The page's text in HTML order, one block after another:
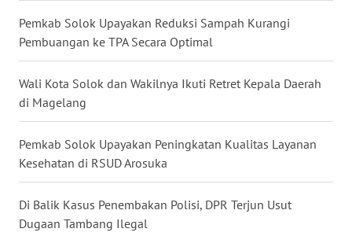
Pemkab Solok Upayakan Reduksi Sampah Kurangi
Pembuangan ke TPA Secara Optimal
Wali Kota Solok dan Wakilnya Ikuti Retret Kepala Daerah
di Magelang
Pemkab Solok Upayakan Peningkatan Kualitas Layanan
Kesehatan di RSUD Arosuka
Di Balik Kasus Penembakan Polisi, DPR Terjun Usut
Dugaan Tambang Ilegal
WN
KALTARA
WN
KALSEL
WN
KALTIM
WN
SULSEL